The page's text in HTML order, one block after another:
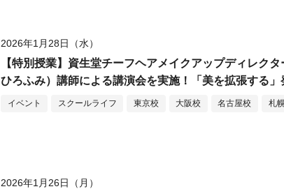
2026年1月28日（水）
【特別授業】資生堂チーフヘアメイクアップディレク
ひろふみ）講師による講演会を実施！「美を拡張する」
イベント スクールライフ 東京校 大阪校 名古屋校 札
2026年1月26日（月）